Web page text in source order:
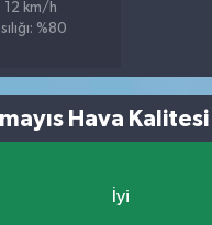
12 km/h
%80
Hava Kalitesi
İyi